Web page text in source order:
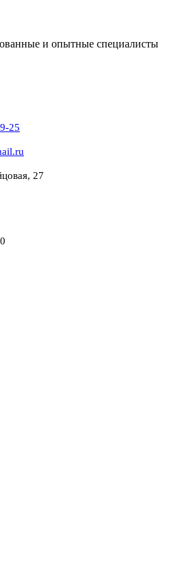
и опытные специалисты
25
27